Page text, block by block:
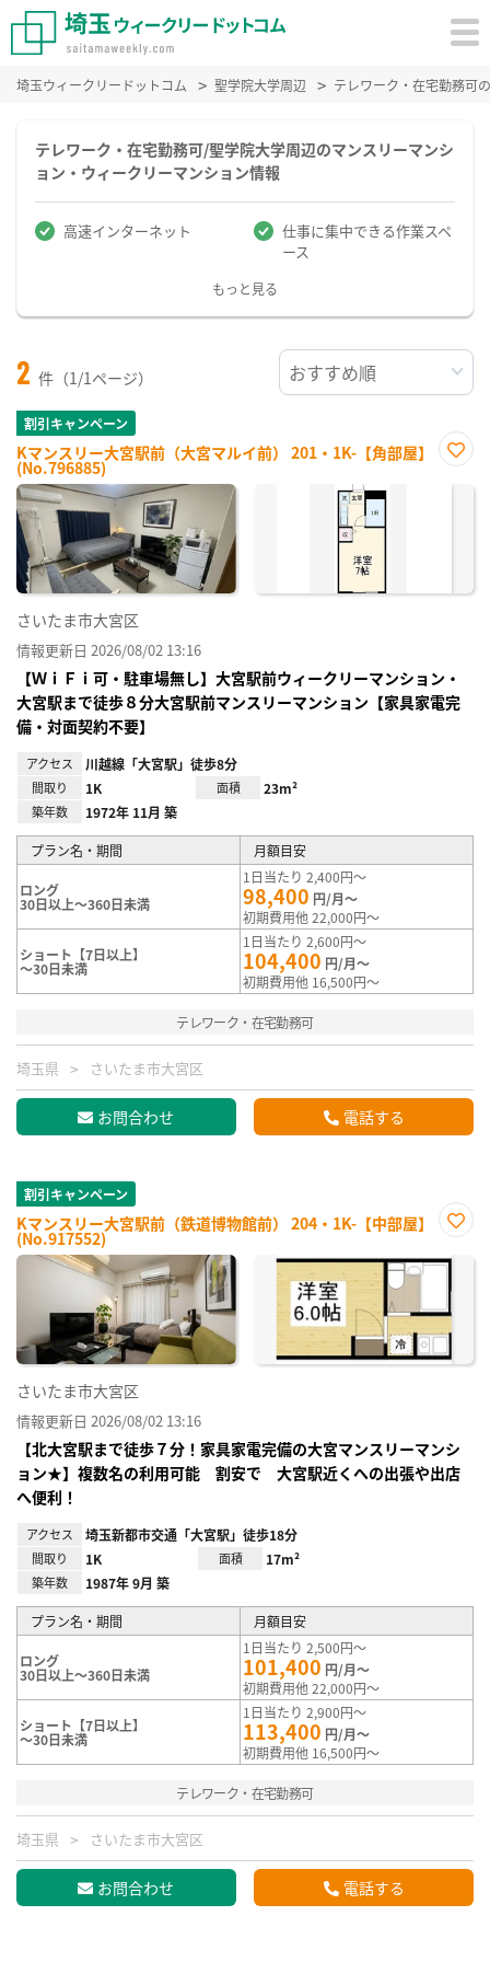
埼玉ウィークリードットコム 聖学院大学周辺 テレワーク・在宅勤務可
テレワーク・在宅勤務可/聖学院大学周辺のマンスリーマンシ
ョン・ウィークリーマンション情報
高速インターネット
仕事に集中できる作業スペ
ース
もっと見る
2 件（1/1ページ）
割引キャンペーン
Kマンスリー大宮駅前（大宮マルイ前） 201・1K-【角部屋】
(No.796885)
に入
さいたま市大宮区
情報更新日 2026/08/02 13:16
【ＷｉＦｉ可・駐車場無し】大宮駅前ウィークリーマンション・
大宮駅まで徒歩８分大宮駅前マンスリーマンション【家具家電完
備・対面契約不要】
アクセス 川越線「大宮駅」徒歩8分
間取り 1K 面積 23m²
築年数 1972年 11月 築
プラン名・期間 月額目安
ロング
30日以上～360日未満
1日当たり 2,400円～
98,400 円/月～
初期費用他 22,000円～
ショート【7日以上】
～30日未満
1日当たり 2,600円～
104,400 円/月～
初期費用他 16,500円～
テレワーク・在宅勤務可
埼玉県 さいたま市大宮区
お問合わせ 電話する
割引キャンペーン
Kマンスリー大宮駅前（鉄道博物館前） 204・1K-【中部屋】
(No.917552)
に入
録
さいたま市大宮区
情報更新日 2026/08/02 13:16
【北大宮駅まで徒歩７分！家具家電完備の大宮マンスリーマンシ
ョン★】複数名の利用可能 割安で 大宮駅近くへの出張や出店
へ便利！
アクセス 埼玉新都市交通「大宮駅」徒歩18分
間取り 1K 面積 17m²
築年数 1987年 9月 築
プラン名・期間 月額目安
ロング
30日以上～360日未満
1日当たり 2,500円～
101,400 円/月～
初期費用他 22,000円～
ショート【7日以上】
～30日未満
1日当たり 2,900円～
113,400 円/月～
初期費用他 16,500円～
テレワーク・在宅勤務可
埼玉県 さいたま市大宮区
お問合わせ 電話する